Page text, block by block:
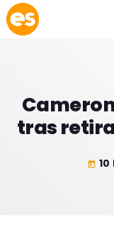
play_arrow EMISIÓN LA
play_arrow EMISIÓN
tras
today 10